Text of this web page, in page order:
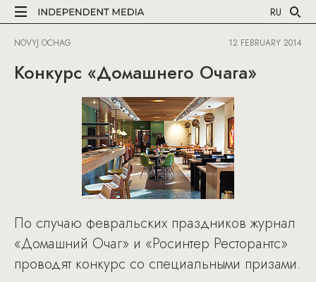
RU
NOVYJ OCHAG 12 FEBRUARY 2014
Конкурс «Домашнего Очага»
По случаю февральских праздников журнал
«Домашний Очаг» и «Росинтер Ресторантс»
проводят конкурс со специальными призами.